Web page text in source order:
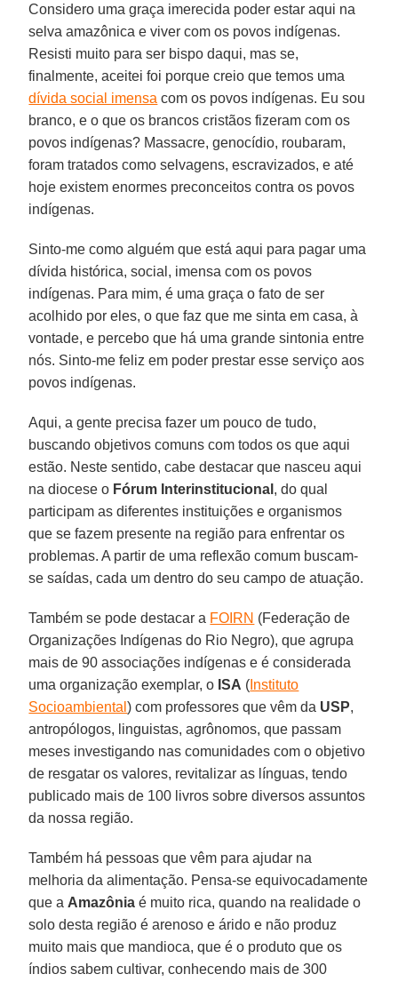
Considero uma graça imerecida poder estar aqui na
selva amazônica e viver com os povos indígenas.
Resisti muito para ser bispo daqui, mas se,
finalmente, aceitei foi porque creio que temos uma
dívida social imensa com os povos indígenas. Eu sou
branco, e o que os brancos cristãos fizeram com os
povos indígenas? Massacre, genocídio, roubaram,
foram tratados como selvagens, escravizados, e até
hoje existem enormes preconceitos contra os povos
indígenas.
Sinto-me como alguém que está aqui para pagar uma
dívida histórica, social, imensa com os povos
indígenas. Para mim, é uma graça o fato de ser
acolhido por eles, o que faz que me sinta em casa, à
vontade, e percebo que há uma grande sintonia entre
nós. Sinto-me feliz em poder prestar esse serviço aos
povos indígenas.
Aqui, a gente precisa fazer um pouco de tudo,
buscando objetivos comuns com todos os que aqui
estão. Neste sentido, cabe destacar que nasceu aqui
na diocese o Fórum Interinstitucional , do qual
participam as diferentes instituições e organismos
que se fazem presente na região para enfrentar os
problemas. A partir de uma reflexão comum buscam-
se saídas, cada um dentro do seu campo de atuação.
Também se pode destacar a FOIRN (Federação de
Organizações Indígenas do Rio Negro), que agrupa
mais de 90 associações indígenas e é considerada
uma organização exemplar, o ISA ( Instituto
Socioambiental) com professores que vêm da USP,
antropólogos, linguistas, agrônomos, que passam
meses investigando nas comunidades com o objetivo
de resgatar os valores, revitalizar as línguas, tendo
publicado mais de 100 livros sobre diversos assuntos
da nossa região.
Também há pessoas que vêm para ajudar na
melhoria da alimentação. Pensa-se equivocadamente
que a Amazônia é muito rica, quando na realidade o
solo desta região é arenoso e árido e não produz
muito mais que mandioca, que é o produto que os
índios sabem cultivar, conhecendo mais de 300